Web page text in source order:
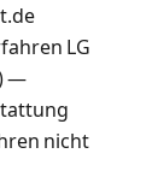
LG
—
nicht